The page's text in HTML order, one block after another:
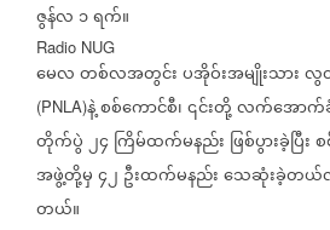
ဇွန်လ ၁ရက်။
Radio NUG
မေလတစ်လအတွင်းပအိုဝ်းအမျိုးသားလွ
(PNLA)နဲ့စစ်ကောင်စီ၊၎င်းတို့လက်အောက်
တိုက်ပွဲ၂၄ ကြိမ်ထက်မနည်း ဖြစ်ပွားခဲ့ပြီး
အဖွဲ့တို့မှ၄၂ ဦးထက်မနည်းသေဆုံးခဲ့တ
တယ်။